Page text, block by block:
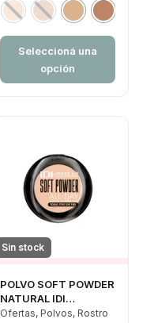
$ 18.000,00.
$ 16.950,00.
Seleccioná una
opción
Sin stock
POLVO SOFT POWDER
NATURAL IDI
HIPOALERGENICO
Ofertas, Polvos, Rostro